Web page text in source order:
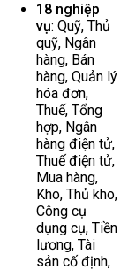
18 nghiệp
vụ: Quỹ, Thủ
quỹ, Ngân
hàng, Bán
hàng, Quản lý
hóa đơn,
Thuế, Tổng
hợp, Ngân
hàng điện tử,
Thuế điện tử,
Mua hàng,
Kho, Thủ kho,
Công cụ
dụng cụ, Tiền
lương, Tài
sản cố định,